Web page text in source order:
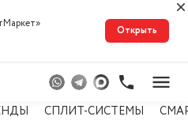
Открыть
СПЛИТ-СИСТЕМЫ